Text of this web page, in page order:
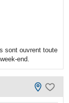
sont ouvrent toute
end.